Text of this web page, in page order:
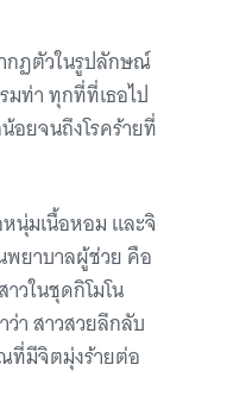
กฏตัวในรูปลักษณ์
ท่า ทุกที่ที่เธอไป
อยจนถึงโรคร้ายที่
นุ่มเนื้อหอม และจิ
พยาบาลผู้ช่วย คือ
วในชุดกิโมโน
า สาวสวยลึกลับ
ที่มีจิตมุ่งร้ายต่อ